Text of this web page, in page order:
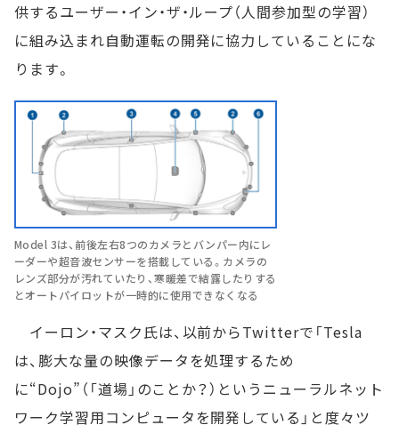
供するユーザー・イン・ザ・ループ（人間参加型の学習）
に組み込まれ自動運転の開発に協力していることにな
ります。
Model 3は、前後左右8つのカメラとバンパー内にレ
ーダーや超音波センサーを搭載している。カメラの
レンズ部分が汚れていたり、寒暖差で結露したりする
とオートパイロットが一時的に使用できなくなる
イーロン・マスク氏は、以前からTwitterで「Tesla
は、膨大な量の映像データを処理するため
に“Dojo”（「道場」のことか？）というニューラルネット
ワーク学習用コンピュータを開発している」と度々ツ